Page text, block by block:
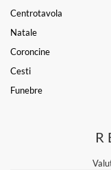
Centrotavola
Natale
Coroncine
Cesti
Funebre